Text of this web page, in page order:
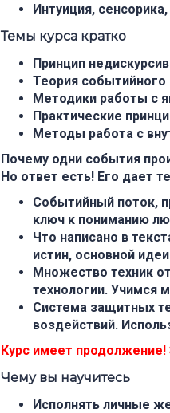
Интуиция,
Темы курса кратко
Принцип
Теория событийного
Методики работы с
Практические
Методы работа с
Почему одни события
Но ответ есть! Его дает
Событийный поток,
ключ к пониманию
Что написано в
истин, основной
Множество техник
технологии. Учимся
Система защитных
воздействий.
Курс имеет
Чему вы научитесь
Исполнять личные